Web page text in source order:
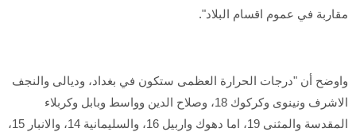
مقاربة في عموم اقسام البلاد".
واوضح أن "درجات الحرارة العظمى ستكون في بغداد، وديالى والنجف
الاشرف ونينوى وكركوك 18، وصلاح الدين وواسط وبابل وكربلاء
المقدسة والمثنى 19، اما دهوك واربيل 16، والسليمانية 14، والانبار 15،